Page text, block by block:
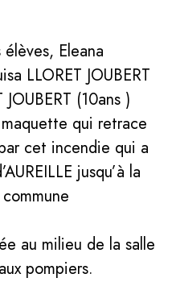
Eleana
LLORET JOUBERT
(10ans )
qui retrace
cet incendie qui a
jusqu’à la
au milieu de la salle
pompiers.